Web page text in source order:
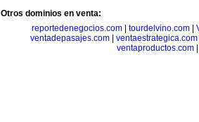
Otros dominios en venta:
reportedenegocios.com| tourdelvino.com|
ventadepasajes.com
ventaestrategica.com
ventaproductos.com